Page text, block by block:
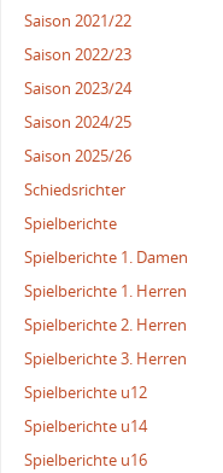
Saison 2021/22
Saison 2022/23
Saison 2023/24
Saison 2024/25
Saison 2025/26
Schiedsrichter
Spielberichte
Spielberichte 1. Damen
Spielberichte 1. Herren
Spielberichte 2. Herren
Spielberichte 3. Herren
Spielberichte u12
Spielberichte u14
Spielberichte u16